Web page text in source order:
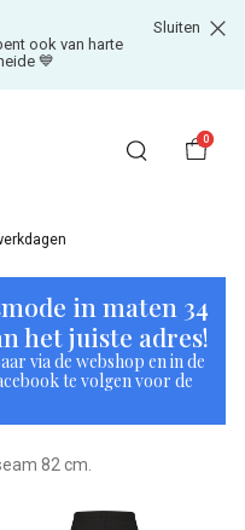
ook van harte
💙
Sluiten
0
in maten 34
het juiste adres!
via de webshop en in de
te volgen voor de
82 cm.